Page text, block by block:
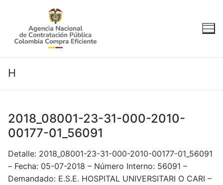
contenido
H
2018_08001-23-31-000-2010-
00177-01_56091
Detalle: 2018_08001-23-31-000-2010-00177-01_56091
– Fecha: 05-07-2018 – Número Interno: 56091 –
Demandado: E.S.E. HOSPITAL UNIVERSITARI O CARI –